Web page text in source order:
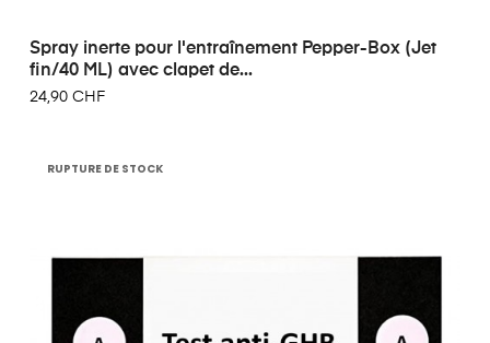
Spray inerte pour l'entraînement Pepper-Box (Jet
fin/40 ML) avec clapet de...
24,90 CHF
RUPTURE DE STOCK